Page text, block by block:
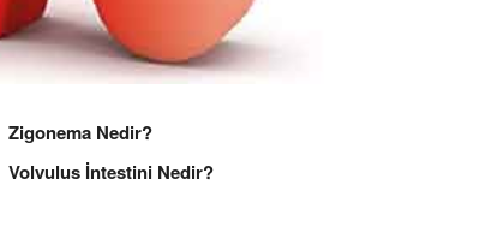
Zigonema Nedir?
Volvulus İntestini Nedir?